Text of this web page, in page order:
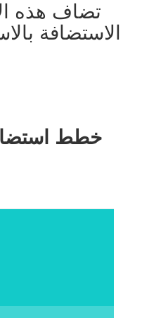
تضاف هذه
الاستضافة
خطط